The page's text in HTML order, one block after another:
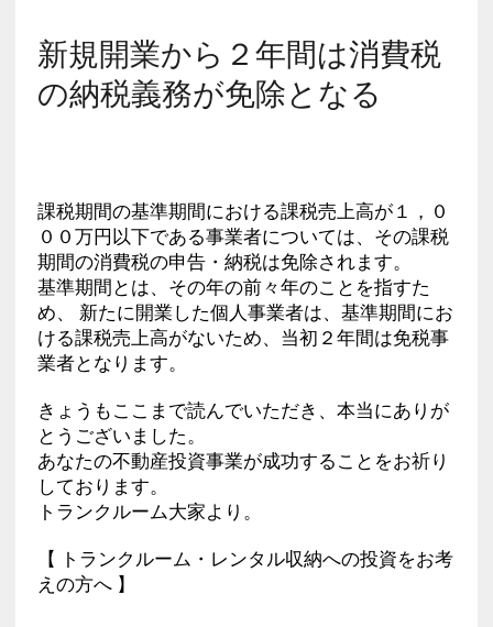
新規開業から２年間は消費税
の納税義務が免除となる
課税期間の基準期間における課税売上高が１，０
００万円以下である事業者については、その課税
期間の消費税の申告・納税は免除されます。
基準期間とは、その年の前々年のことを指すた
め、 新たに開業した個人事業者は、基準期間にお
ける課税売上高がないため、当初２年間は免税事
業者となります。
きょうもここまで読んでいただき、本当にありが
とうございました。
あなたの不動産投資事業が成功することをお祈り
しております。
トランクルーム大家より。
【 トランクルーム・レンタル収納への投資をお考
えの方へ 】